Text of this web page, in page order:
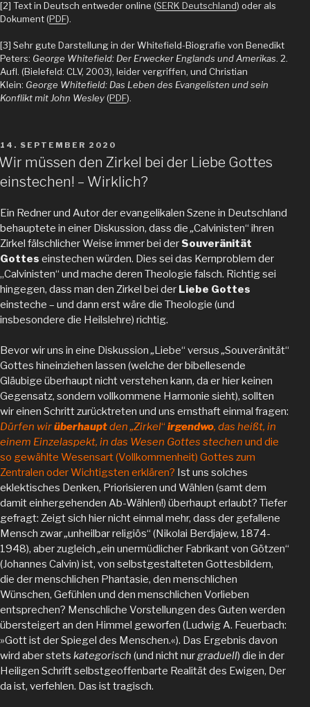
[2] Text in Deutsch entweder online (SERK Deutschland) oder als
Dokument (PDF).
[3] Sehr gute Darstellung in der Whitefield-Biografie von Benedikt
Peters: George Whitefield: Der Erwecker Englands und Amerikas. 2.
Aufl. (Bielefeld: CLV, 2003), leider vergriffen, und Christian
Klein: George Whitefield: Das Leben des Evangelisten und sein
Konflikt mit John Wesley (PDF).
VERÖFFENTLICHT
AM
14. SEPTEMBER 2020
müssen den Zirkel bei der Liebe Gottes
einstechen! – Wirklich?
Ein Redner und Autor der evangelikalen Szene in Deutschland
behauptete in einer Diskussion, dass die „Calvinisten“ ihren
Zirkel fälschlicher Weise immer bei der Souveränität
Gottes einstechen würden. Dies sei das Kernproblem der
„Calvinisten“ und mache deren Theologie falsch. Richtig sei
hingegen, dass man den Zirkel bei der Liebe Gottes
einsteche – und dann erst wäre die Theologie (und
insbesondere die Heilslehre) richtig.
Bevor wir uns in eine Diskussion„Liebe“ versus„Souveränität“
Gottes hineinziehen lassen (welche der bibellesende
Gläubige überhaupt nicht verstehen kann, da er hier keinen
Gegensatz, sondern vollkommene Harmonie sieht), sollten
wir einen Schritt zurücktreten und uns ernsthaft einmal fragen:
Dürfen wirüberhauptden„Zirkel“ irgendwo, das heißt, in
einem Einzelaspekt, in das Wesen Gottes stechen und die
so gewählte Wesensart (Vollkommenheit) Gottes zum
Zentralen oder Wichtigsten erklären? Ist uns solches
eklektisches Denken, Priorisieren und Wählen (samt dem
damit einhergehenden Ab-Wählen!) überhaupt erlaubt? Tiefer
gefragt: Zeigt sich hier nicht einmal mehr, dass der gefallene
Mensch zwar„unheilbar religiös“ (Nikolai Berdjajew, 1874-
1948), aber zugleich„ein unermüdlicher Fabrikant von Götzen“
(Johannes Calvin) ist, von selbstgestalteten Gottesbildern,
die der menschlichen Phantasie, den menschlichen
Wünschen, Gefühlen und den menschlichen Vorlieben
entsprechen? Menschliche Vorstellungen des Guten werden
übersteigert an den Himmel geworfen (Ludwig A. Feuerbach:
»Gott ist der Spiegel des Menschen.«). Das Ergebnis davon
wird aber stets kategorisch (und nicht nurgraduell) die in der
Heiligen Schrift selbstgeoffenbarte Realität des Ewigen, Der
da ist, verfehlen. Das ist tragisch.